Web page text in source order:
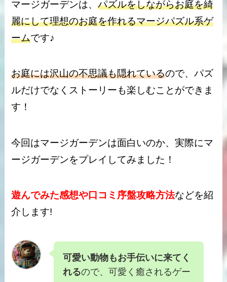
マージガーデンは、パズルをしながらお庭を綺
麗にして理想のお庭を作れるマージパズル系ゲ
ームです♪
お庭には沢山の不思議も隠れているので、パズ
ルだけでなくストーリーも楽しむことができま
す！
今回はマージガーデンは面白いのか、実際にマ
ージガーデンをプレイしてみました！
遊んでみた感想や口コミ序盤攻略方法などを紹
介します!
可愛い動物もお手伝いに来てく
れるので、可愛く癒されるゲー